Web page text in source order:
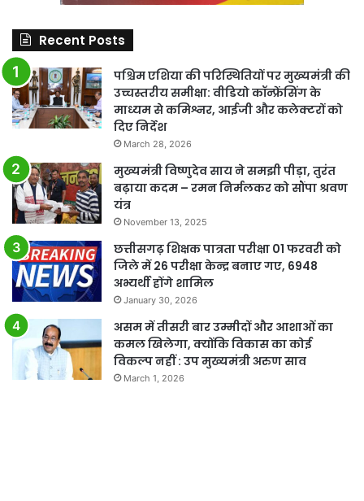
Recent Posts
पश्चिम एशिया की परिस्थितियों पर मुख्यमंत्री की
उच्चस्तरीय समीक्षा: वीडियो कॉन्फ्रेंसिंग के
माध्यम से कमिश्नर, आईजी और कलेक्टरों को
दिए निर्देश
March 28, 2026
मुख्यमंत्री विष्णुदेव साय ने समझी पीड़ा, तुरंत
बढ़ाया कदम – रमन निर्मलकर को सौंपा श्रवण
यंत्र
November 13, 2025
छत्तीसगढ़ शिक्षक पात्रता परीक्षा 01 फरवरी को
जिले में 26 परीक्षा केन्द्र बनाए गए, 6948
अभ्यर्थी होंगे शामिल
January 30, 2026
असम में तीसरी बार उम्मीदों और आशाओं का
कमल खिलेगा, क्योंकि विकास का कोई
विकल्प नहीं : उप मुख्यमंत्री अरुण साव
March 1, 2026